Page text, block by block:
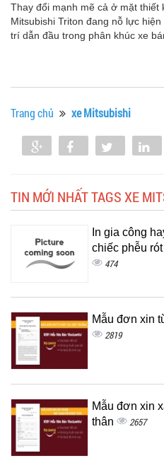
Thay đổi mạnh mẽ cả ở mặt thiết
Mitsubishi Triton đang nỗ lực
trí dẫn đầu trong phân khúc xe
Trang chủ xe Mitsubishi
Share Share Tweet
TIN MỚI NHẤT TAGS XE
In gia công
chiếc phễu
474
Mẫu đơn xin
2819
Mẫu đơn xin
thân
2657